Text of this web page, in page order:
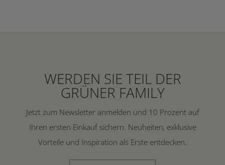
WERDEN SIE TEIL DER
GRÜNER FAMILY
Jetzt zum Newsletter anmelden und 10 Prozent auf
Ihren ersten Einkauf sichern. Neuheiten, exklusive
Vorteile und Inspiration als Erste entdecken.